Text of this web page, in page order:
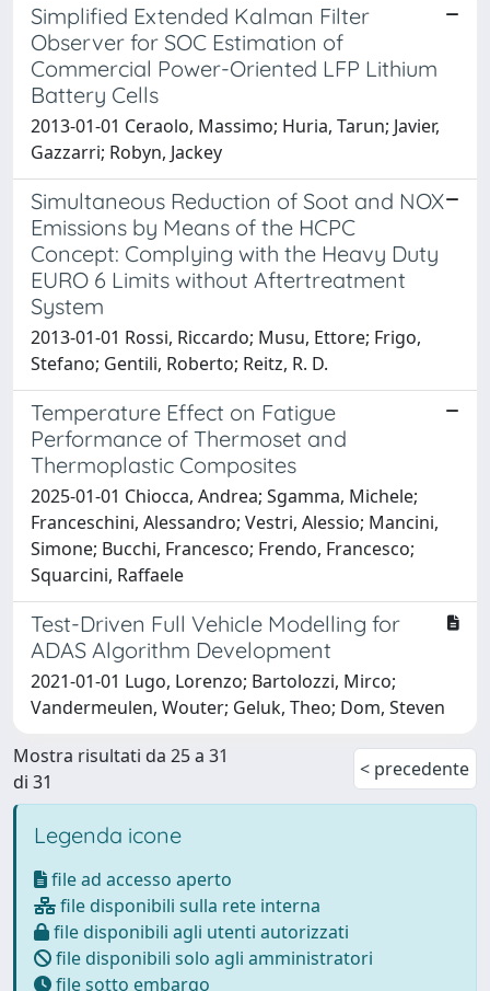
Simplified Extended Kalman Filter
Observer for SOC Estimation of
Commercial Power-Oriented LFP Lithium
Battery Cells
2013-01-01 Ceraolo, Massimo; Huria, Tarun; Javier,
Gazzarri; Robyn, Jackey
Simultaneous Reduction of Soot and NOX
Emissions by Means of the HCPC
Concept: Complying with the Heavy Duty
EURO 6 Limits without Aftertreatment
System
2013-01-01 Rossi, Riccardo; Musu, Ettore; Frigo,
Stefano; Gentili, Roberto; Reitz, R. D.
Temperature Effect on Fatigue
Performance of Thermoset and
Thermoplastic Composites
2025-01-01 Chiocca, Andrea; Sgamma, Michele;
Franceschini, Alessandro; Vestri, Alessio; Mancini,
Simone; Bucchi, Francesco; Frendo, Francesco;
Squarcini, Raffaele
Test-Driven Full Vehicle Modelling for
ADAS Algorithm Development
2021-01-01 Lugo, Lorenzo; Bartolozzi, Mirco;
Vandermeulen, Wouter; Geluk, Theo; Dom, Steven
Mostra risultati da 25 a 31
di 31
< precedente
Legenda icone
file ad accesso aperto
file disponibili sulla rete interna
file disponibili agli utenti autorizzati
file disponibili solo agli amministratori
file sotto embargo